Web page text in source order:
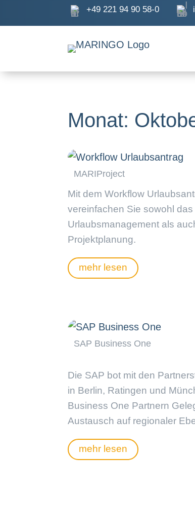
+49 221 94 90 58-0
Monat:
Mit dem Workflow
vereinfachen Sie sowohl das
Urlaubsmanagement als
Projektplanung.
mehr lesen
Die SAP bot mit den
in Berlin, Ratingen und
Business One Partnern
Austausch auf regionaler
mehr lesen